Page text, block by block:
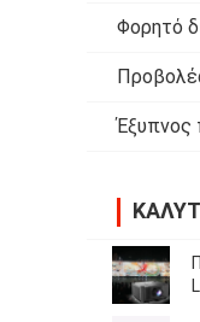
Φορητό
Έξυπνος